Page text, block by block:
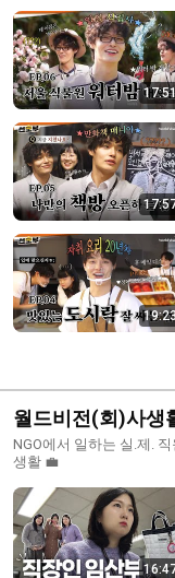
월드비전(회)사생
NGO에서 일하는 실.제.
생활 💼